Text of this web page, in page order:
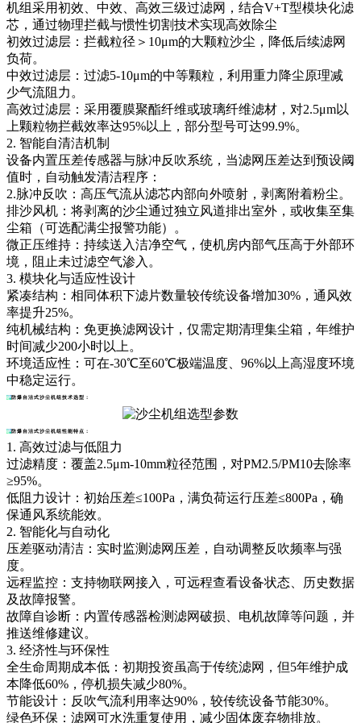
机组采用初效、中效、高效三级过滤网，结合V+T型模块化滤
芯，通过物理拦截与惯性切割技术实现高效除尘
初效过滤层：拦截粒径＞10μm的大颗粒沙尘，降低后续滤网
负荷。
中效过滤层：过滤5-10μm的中等颗粒，利用重力降尘原理减
少气流阻力。
高效过滤层：采用覆膜聚酯纤维或玻璃纤维滤材，对2.5μm以
上颗粒物拦截效率达95%以上，部分型号可达99.9%。
2. 智能自清洁机制
设备内置压差传感器与脉冲反吹系统，当滤网压差达到预设阈
值时，自动触发清洁程序：
2.脉冲反吹：高压气流从滤芯内部向外喷射，剥离附着粉尘。
排沙风机：将剥离的沙尘通过独立风道排出室外，或收集至集
尘箱（可选配满尘报警功能）。
微正压维持：持续送入洁净空气，使机房内部气压高于外部环
境，阻止未过滤空气渗入。
3. 模块化与适应性设计
紧凑结构：相同体积下滤片数量较传统设备增加30%，通风效
率提升25%。
纯机械结构：免更换滤网设计，仅需定期清理集尘箱，年维护
时间减少200小时以上。
环境适应性：可在-30℃至60℃极端温度、96%以上高湿度环境
中稳定运行。
防爆自洁式沙尘机组技术选型：
防爆自洁式沙尘机组性能特点：
1. 高效过滤与低阻力
过滤精度：覆盖2.5μm-10mm粒径范围，对PM2.5/PM10去除率
≥95%。
低阻力设计：初始压差≤100Pa，满负荷运行压差≤800Pa，确
保通风系统能效。
2. 智能化与自动化
压差驱动清洁：实时监测滤网压差，自动调整反吹频率与强
度。
远程监控：支持物联网接入，可远程查看设备状态、历史数据
及故障报警。
故障自诊断：内置传感器检测滤网破损、电机故障等问题，并
推送维修建议。
3. 经济性与环保性
全生命周期成本低：初期投资虽高于传统滤网，但5年维护成
本降低60%，停机损失减少80%。
节能设计：反吹气流利用率达90%，较传统设备节能30%。
绿色环保：滤网可水洗重复使用，减少固体废弃物排放。